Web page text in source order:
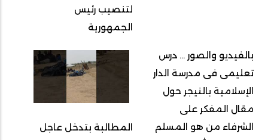
لتنصيب رئيس
الجمهورية
بالفيديو والصور ... درس
تعليمى فى مدرسة الدار
الإسلامية بالنيجر حول
مقال المفكر على
الشرفاء من هو المسلم
المطالبة بتدخل عاجل